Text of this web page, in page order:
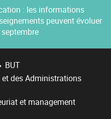
: les informations
peuvent évoluer
BUT
et des Administrations
et management